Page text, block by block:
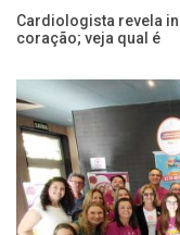
Cardiologista revela
coração; veja qual é